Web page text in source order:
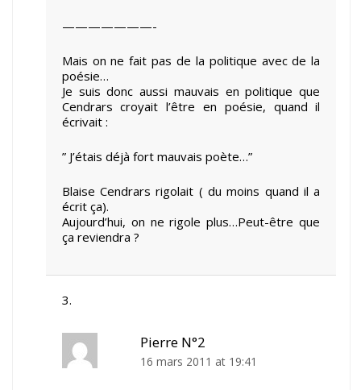
———————-
Mais on ne fait pas de la politique avec de la
poésie…
Je suis donc aussi mauvais en politique que
Cendrars croyait l’être en poésie, quand il
écrivait :
” J’étais déjà fort mauvais poète…”
Blaise Cendrars rigolait ( du moins quand il a
écrit ça).
Aujourd’hui, on ne rigole plus…Peut-être que
ça reviendra ?
Pierre N°2
16 mars 2011 at 19:41